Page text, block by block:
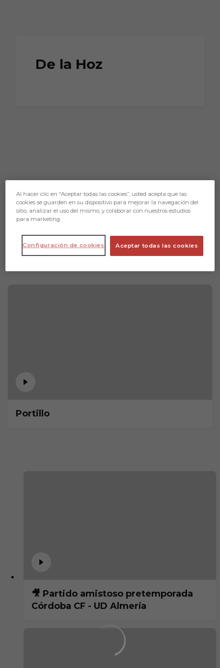
De la Hoz
Portillo
🎥 Partido amistoso pretemporada
Córdoba CF - UD Almería
Al hacer clic en “Aceptar todas las cookies”, usted acepta que las
cookies se guarden en su dispositivo para mejorar la navegación del
sitio, analizar el uso del mismo, y colaborar con nuestros estudios
para marketing.
Aceptar todas las cookies
Configuración de cookies